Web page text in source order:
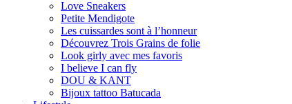
Love Sneakers
Petite Mendigote
Les cuissardes sont à l’honneur
Découvrez Trois Grains de folie
Look girly avec mes favoris
I believe I can fly
DOU & KANT
Bijoux tattoo Batucada